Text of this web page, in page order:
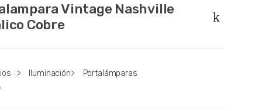
Vintage Nashville
Cobre
> Iluminación>
Portalámparas